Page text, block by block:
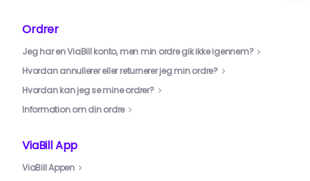
Ordrer
Jeg har en ViaBill konto, men min ordre gik ikke igennem?
Hvordan annullerer eller returnerer jeg min ordre?
Hvordan kan jeg se mine ordrer?
Information om din ordre
ViaBill App
ViaBill Appen